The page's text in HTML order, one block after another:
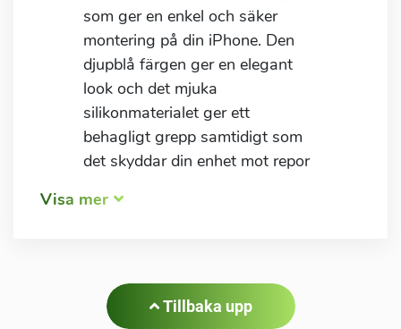
som ger en enkel och säker
montering på din iPhone. Den
djupblå färgen ger en elegant
look och det mjuka
silikonmaterialet ger ett
behagligt grepp samtidigt som
det skyddar din enhet mot repor
precisionsskurna öppningar ger
Visa mer
Tillbaka upp